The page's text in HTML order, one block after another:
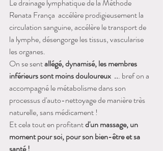
Le drainage lymphatique de la Méthode
Renata França  accélère prodigieusement la
circulation sanguine, accélère le transport de
la lymphe, désengorge les tissus, vascularise
les organes.
On se sent allégé, dynamisé, les membres
inférieurs sont moins douloureux  ... bref on a
accompagné le métabolisme dans son
processus d'auto-nettoyage de manière très
naturelle, sans médicament !
Et cela tout en profitant d'un massage, un
moment pour soi, pour son bien-être et sa